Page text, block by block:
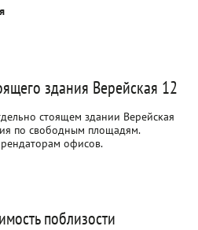
здания Верейская 12
стоящем здании Верейская
по свободным площадям.
офисов.
поблизости